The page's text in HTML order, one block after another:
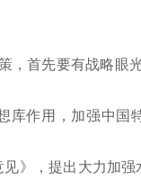
，首先要有战略眼
库作用，加强中国
见》，提出大力加